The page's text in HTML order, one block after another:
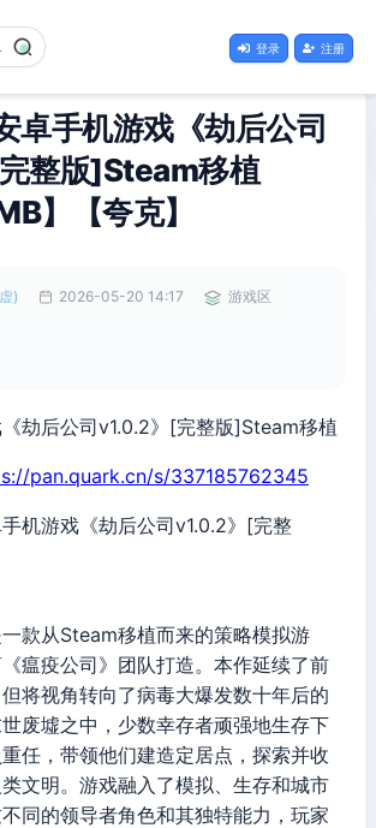
登录 注册
卓手机游戏《劫后公司
整版]Steam移植
】【夸克】
) 2026-05-20 14:17
游戏区
pan.quark.cn/s/337185762345
机游戏《劫后公司v1.0.2》[完整
一款从Steam移植而来的策略模拟游
瘟疫公司》团队打造。本作延续了前
将视角转向了病毒大爆发数十年后的
废墟之中，少数幸存者顽强地生存下
任，带领他们建造定居点，探索并收
文明。游戏融入了模拟、生存和城市
同的领导者角色和其独特能力，玩家